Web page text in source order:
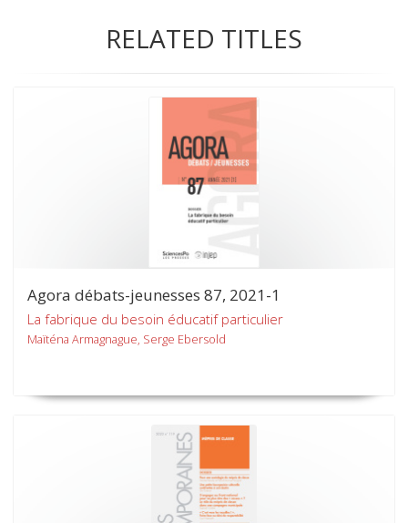
RELATED TITLES
Agora débats-jeunesses 87, 2021-1
La fabrique du besoin éducatif particulier
Maïténa Armagnague, Serge Ebersold